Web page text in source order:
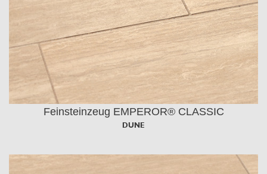
Feinsteinzeug EMPEROR® CLASSIC
DUNE